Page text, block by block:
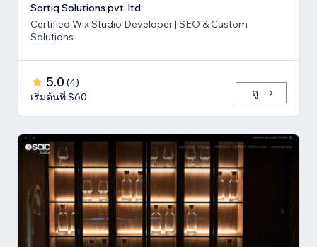
Sortiq Solutions pvt. ltd
Certified Wix Studio Developer | SEO & Custom
Solutions
5.0 (4)
เริ่มต้นที่ $60
ดู